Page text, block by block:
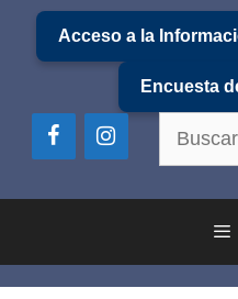
Saltar
contenido
Acceso a la
Encuesta